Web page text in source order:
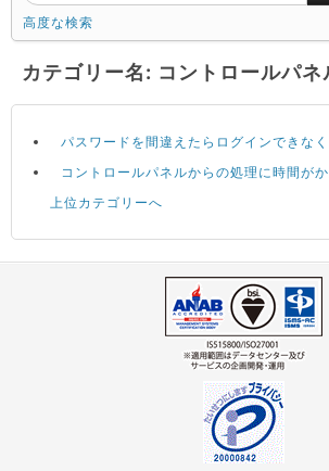
高度な検索
カテゴリー名: コントロールパネ
パスワードを間違えたらログインできな
コントロールパネルからの処理に時間が
上位カテゴリーへ